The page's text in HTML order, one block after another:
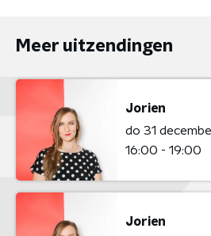
Meer uitzendingen
Jorien
do 31
16:00 - 19:00
Jorien